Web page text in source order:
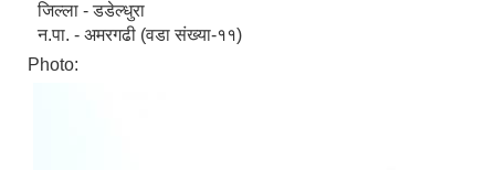
जिल्ला - डडेल्धुरा
न.पा. - अमरगढी (वडा संख्या-११)
Photo: